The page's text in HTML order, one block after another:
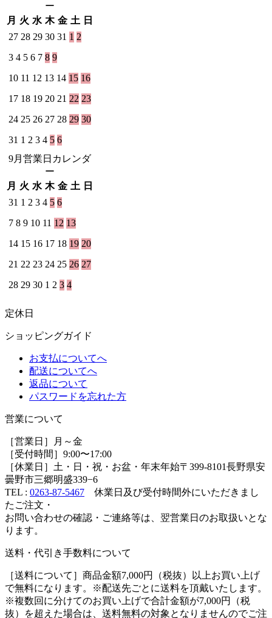
ー
月 火 水 木 金 土 日
27 28 29 30 31 1 2
3 4 5 6 7 8 9
10 11 12 13 14 15 16
17 18 19 20 21 22 23
24 25 26 27 28 29 30
31 1 2 3 4 5 6
9月営業日カレンダ
ー
月 火 水 木 金 土 日
31 1 2 3 4 5 6
7 8 9 10 11 12 13
14 15 16 17 18 19 20
21 22 23 24 25 26 27
28 29 30 1 2 3 4
定休日
ショッピングガイド
お支払についてへ
配送についてへ
返品について
パスワードを忘れた方
営業について
［営業日］月～金
［受付時間］9:00〜17:00
［休業日］土・日・祝・お盆・年末年始〒399-8101長野県安
曇野市三郷明盛339−6
TEL : 0263-87-5467
休業日及び受付時間外にいただきまし
たご注文・
お問い合わせの確認・ご連絡等は、翌営業日のお取扱いとな
ります。
送料・代引き手数料について
［送料について］商品金額7,000円（税抜）以上お買い上げ
で無料になります。※配送先ごとに送料を頂戴いたします。
※複数回に分けてのお買い上げで合計金額が7,000円（税
抜）を超えた場合は、送料無料の対象となりませんのでご注